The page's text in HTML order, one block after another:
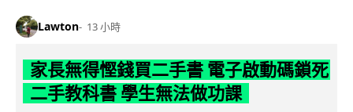
Lawton 13 小時
家長無得慳錢買二手書 電子啟動碼鎖死
二手教科書 學生無法做功課